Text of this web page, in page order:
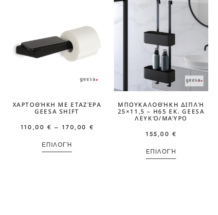
ΧΑΡΤΟΘΉΚΗ ΜΕ ΕΤΑΖΈΡΑ
GEESA SHIFT
110,00 € – 170,00 €
ΕΠΙΛΟΓΉ
ΜΠΟΥΚΑΛΟΘΉΚΗ ΔΙΠΛΉ
25×11,5 – Η65 ΕΚ. GEESA
ΛΕΥΚΌ/ΜΑΎΡΟ
155,00€
ΕΠΙΛΟΓΉ